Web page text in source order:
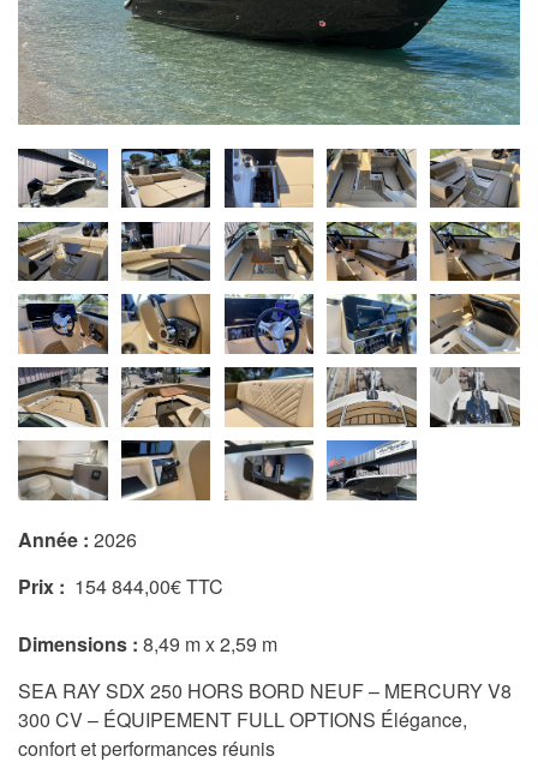
Année : 2026
Prix : 154 844,00€ TTC
Dimensions : 8,49 m x 2,59 m
SEA RAY SDX 250 HORS BORD NEUF – MERCURY V8
300 CV – ÉQUIPEMENT FULL OPTIONS Élégance,
confort et performances réunis